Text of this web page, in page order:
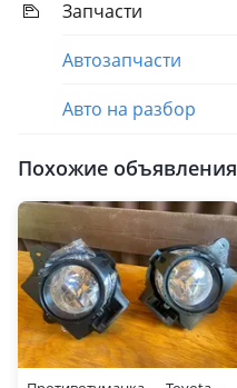
Запчасти
Автозапчасти
Авто на разбор
Похожие объявления